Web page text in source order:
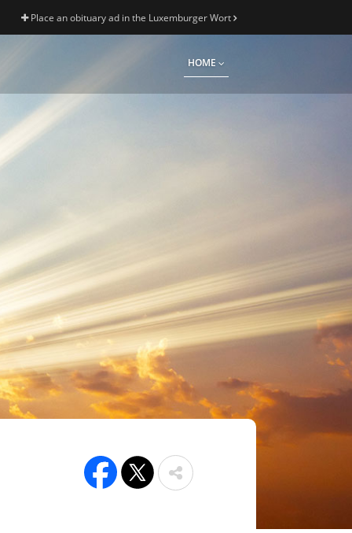
Place an obituary ad in the Luxemburger Wort
HOME